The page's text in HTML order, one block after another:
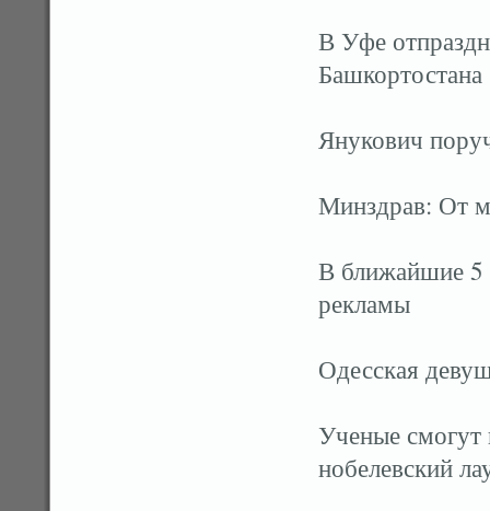
В Уфе
Башкортостана
Янукович
Минздрав: От
В ближайшие 5
рекламы
Одесская
Ученые смогут
нобелевский